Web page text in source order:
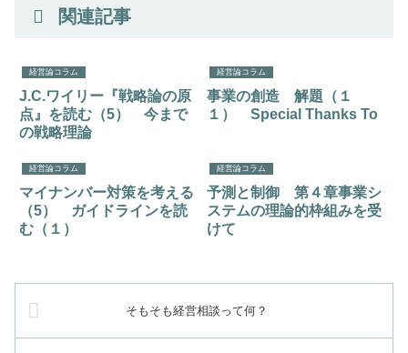
関連記事
経営論コラム
J.C.ワイリー『戦略論の原
点』を読む（5） 今まで
の戦略理論
経営論コラム
事業の創造 解題（１
１） Special Thanks To
経営論コラム
マイナンバー対策を考える
（5） ガイドラインを読
む（１）
経営論コラム
予測と制御 第４章事業シ
ステムの理論的枠組みを受
けて
そもそも経営相談って何？